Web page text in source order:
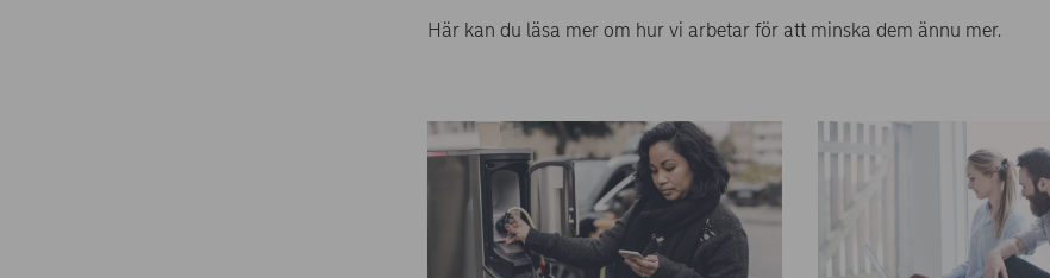
Här kan du läsa mer om hur vi arbetar för att minska dem ännu mer.